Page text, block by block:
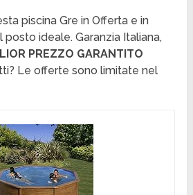
piscina Gre in Offerta e in
ideale. Garanzia Italiana,
PREZZO GARANTITO
Le offerte sono limitate nel